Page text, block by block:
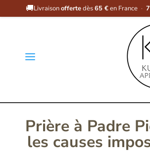
🚚Livraisonoffertedès65 €en France ·
a
Prière à Padre
les causes